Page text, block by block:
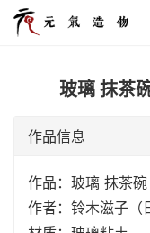
玻璃 抹茶
作品信息
作品：玻璃 抹茶碗
作者：铃木滋子（